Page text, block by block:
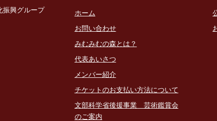
興グループ
ホーム
お問い合わせ
みむみむの森とは？
代表あいさつ
メンバー紹介
チケットのお支払い方法について
文部科学省後援事業 芸術鑑賞会
のご案内